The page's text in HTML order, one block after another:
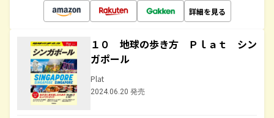
詳細を見る
１０ 地球の歩き方 Ｐｌａｔ シン
ガポール
Plat
2024.06.20 発売